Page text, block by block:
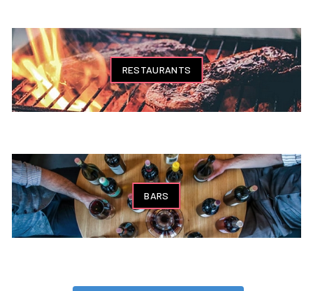
RESTAURANTS
BARS